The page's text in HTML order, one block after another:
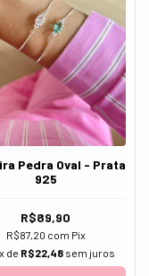
Pedra Oval - Prata
925
R$89,90
R$87,20 com Pix
x de R$22,48 sem juros